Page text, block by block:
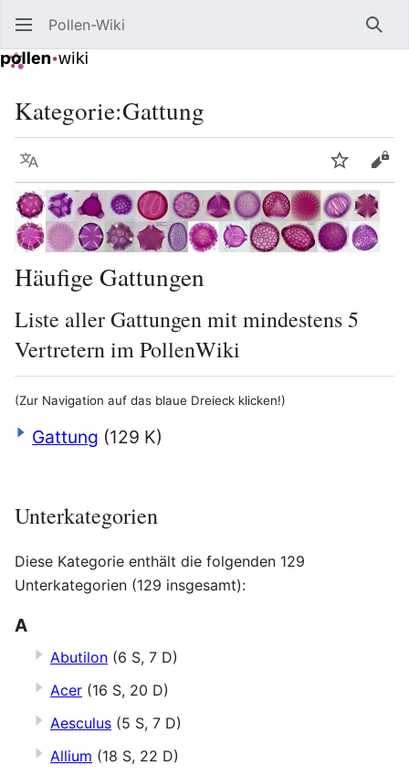
Pollen-Wiki
Kategorie:Gattung
Sprache
Häufige Gattungen
Liste aller Gattungen mit mindestens 5
Vertretern im PollenWiki
(Zur Navigation auf das blaue Dreieck klicken!)
Gattung (129 K)
Unterkategorien
Diese Kategorie enthält die folgenden 129
Unterkategorien (129 insgesamt):
A
Abutilon (6 S, 7 D)
Acer (16 S, 20 D)
Aesculus (5 S, 7 D)
Allium (18 S, 22 D)